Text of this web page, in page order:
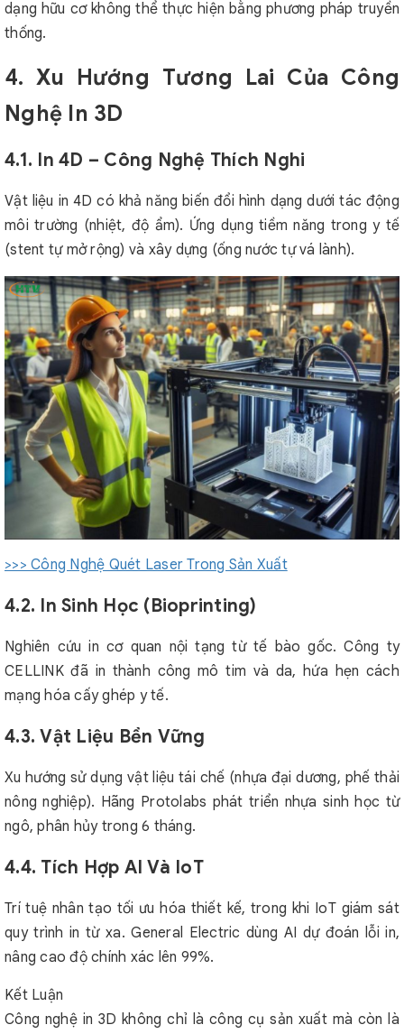
dạng hữu cơ không thể thực hiện bằng phương pháp truyền
thống.
4. Xu Hướng Tương Lai Của Công
Nghệ In 3D
4.1. In 4D – Công Nghệ Thích Nghi
Vật liệu in 4D có khả năng biến đổi hình dạng dưới tác động
môi trường (nhiệt, độ ẩm). Ứng dụng tiềm năng trong y tế
(stent tự mở rộng) và xây dựng (ống nước tự vá lành).
>>> Công Nghệ Quét Laser Trong Sản Xuất
4.2. In Sinh Học (Bioprinting)
Nghiên cứu in cơ quan nội tạng từ tế bào gốc. Công ty
CELLINK đã in thành công mô tim và da, hứa hẹn cách
mạng hóa cấy ghép y tế.
4.3. Vật Liệu Bền Vững
Xu hướng sử dụng vật liệu tái chế (nhựa đại dương, phế thải
nông nghiệp). Hãng Protolabs phát triển nhựa sinh học từ
ngô, phân hủy trong 6 tháng.
4.4. Tích Hợp AI Và IoT
Trí tuệ nhân tạo tối ưu hóa thiết kế, trong khi IoT giám sát
quy trình in từ xa. General Electric dùng AI dự đoán lỗi in,
nâng cao độ chính xác lên 99%.
Kết Luận
Công nghệ in 3D không chỉ là công cụ sản xuất mà còn là